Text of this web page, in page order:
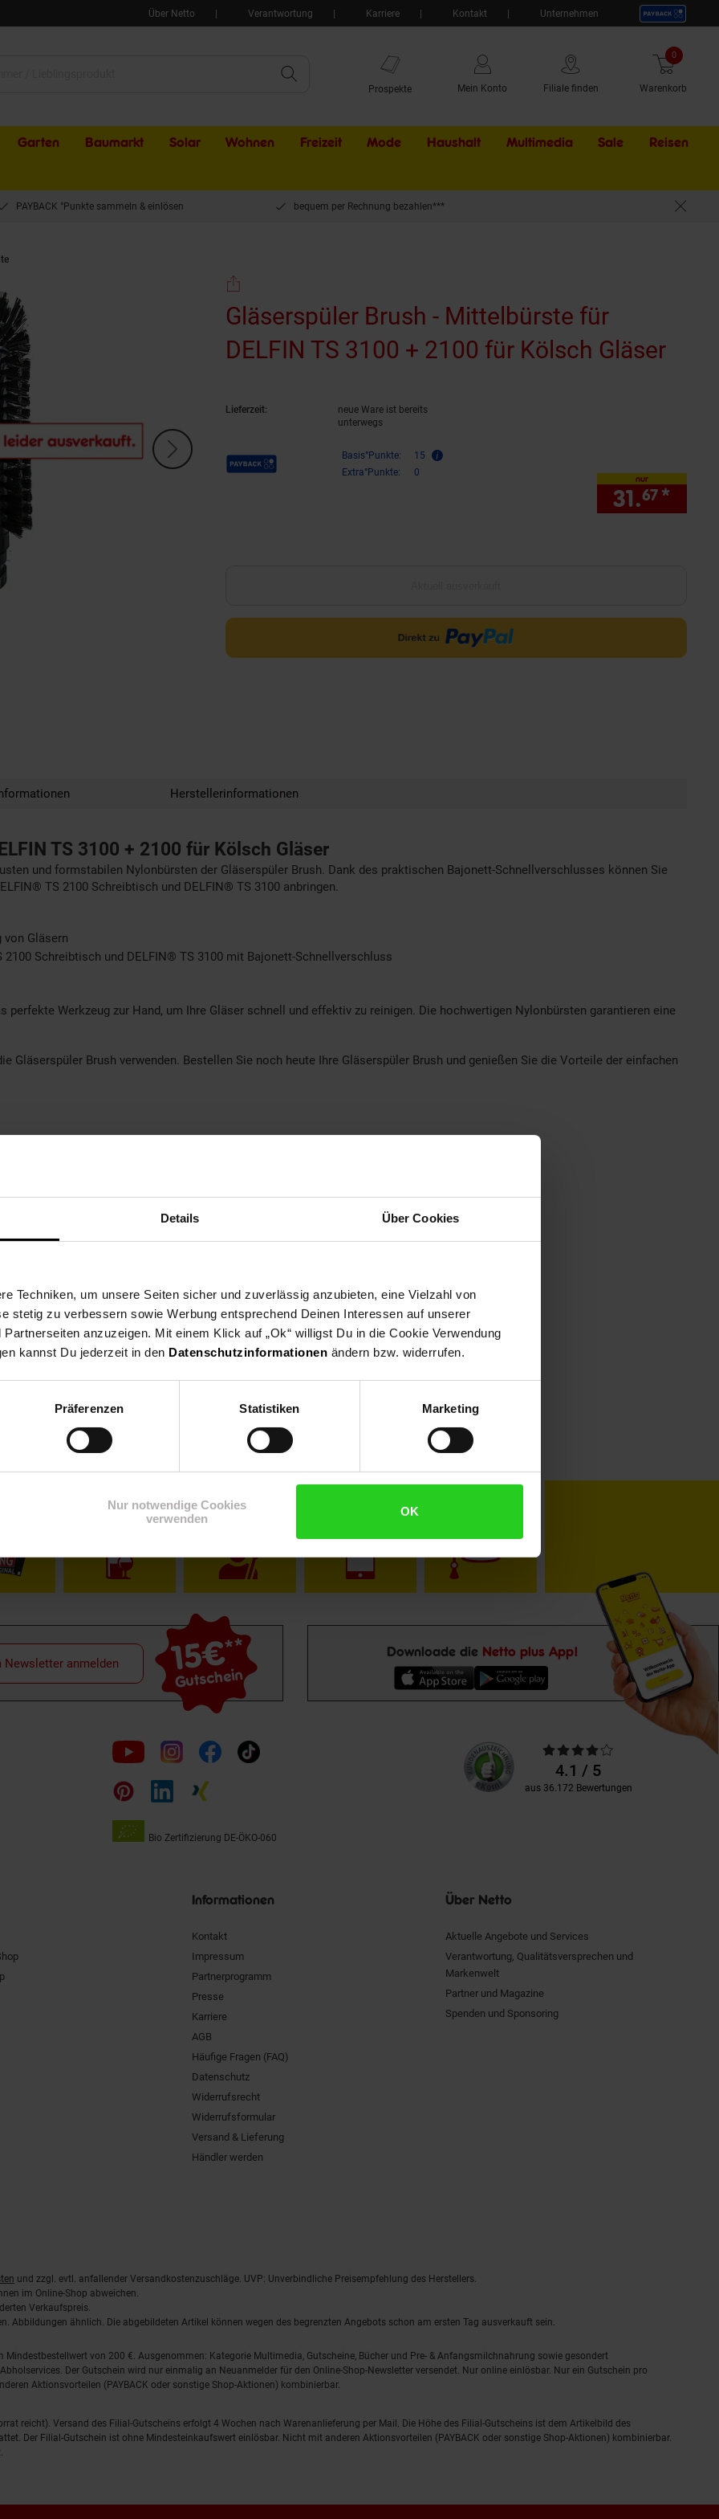
Details Über Cookies
Techniken, um unsere Seiten sicher und zuverlässig anzubieten, eine Vielzahl von
stetig zu verbessern sowie Werbung entsprechend Deinen Interessen auf unserer
anzuzeigen. Mit einem Klick auf „Ok“ willigst Du in die Cookie Verwendung
kannst Du jederzeit in den Datenschutzinformationen ändern bzw. widerrufen.
Präferenzen Statistiken Marketing
Nur notwendige Cookies
verwenden
OK
Über Netto Verantwortung Karriere Kontakt Unternehmen
Prospekte Mein Konto Filiale finden Warenkorb
0 Artikel
Garten Baumarkt Solar Wohnen Freizeit Mode Haushalt Multimedia Sale Externer
Reisen
PAYBACK °Punkte sammeln & einlösen bequem per Rechnung bezahlen***
Gläserspüler Brush - Mittelbürste für
DELFIN TS 3100 + 2100 für Kölsch Gläser
Lieferzeit:
neue Ware ist bereits
unterwegs
Payback Punkte Basis°Punkte:
15
Extra°Punkte:
0
nur
31.67 *
Herstellerinformationen
TS 3100 + 2100 für Kölsch Gläser
und formstabilen Nylonbürsten der Gläserspüler Brush. Dank des praktischen Bajonett-Schnellverschlusses können Sie
TS 2100 Schreibtisch und DELFIN® TS 3100 anbringen.
Gläsern
Schreibtisch und DELFIN® TS 3100 mit Bajonett-Schnellverschluss
perfekte Werkzeug zur Hand, um Ihre Gläser schnell und effektiv zu reinigen. Die hochwertigen Nylonbürsten garantieren eine
Gläserspüler Brush verwenden. Bestellen Sie noch heute Ihre Gläserspüler Brush und genießen Sie die Vorteile der einfachen
Deutschland
Weinwelt Rezeptwelt
15€**
Gutschein
Newsletter anmelden
Downloade die Netto plus App!
Folge
uns
auf
Bio Zertifizierung DE-ÖKO-060
Unsere
Kundenbewertungen
Durchschnittliche
Bewertungen4.1 / 5
aus 36.172 Bewertungen
Informationen
Kontakt
Impressum
Partnerprogramm
Presse
Karriere
AGB
Häufige Fragen (FAQ)
Datenschutz
Widerrufsrecht
Widerrufsformular
Versand & Lieferung
Händler werden
Über Netto
Aktuelle Angebote und Services
Verantwortung, Qualitätsversprechen und
Markenwelt
Partner und Magazine
Spenden und Sponsoring
und zzgl. evtl. anfallender Versandkostenzuschläge. UVP: Unverbindliche Preisempfehlung des Herstellers.
im Online-Shop abweichen.
Verkaufspreis.
Abbildungen ähnlich. Die abgebildeten Artikel können wegen des begrenzten Angebots schon am ersten Tag ausverkauft sein.
von 200 €. Ausgenommen: Kategorie Multimedia, Gutscheine, Bücher und Pre- & Anfangsmilchnahrung sowie gesondert
Der Gutschein wird nur einmalig an Neuanmelder für den Online-Shop-Newsletter versendet. Nur online einlösbar. Nur ein Gutschein pro
Aktionsvorteilen (PAYBACK oder sonstige Shop-Aktionen) kombinierbar.
reicht). Versand des Filial-Gutscheins erfolgt 4 Wochen nach Warenanlieferung per Mail. Die Höhe des Filial-Gutscheins ist dem Artikelbild des
Der Filial-Gutschein ist ohne Mindesteinkaufswert einlösbar. Nicht mit anderen Aktionsvorteilen (PAYBACK oder sonstige Shop-Aktionen) kombinierbar.